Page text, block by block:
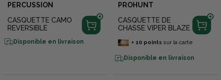
PERCUSSION
CASQUETTE CAMO
REVERSIBLE
Disponible en livraison
PROHUNT
CASQUETTE DE
CHASSE VIPER BLAZE
+ 10pointssur la carte
Disponible en livraison